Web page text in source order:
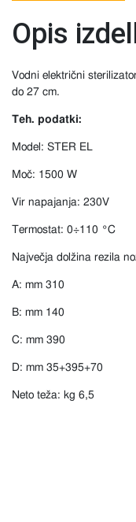
Opis
Vodni električni
do 27 cm.
Teh. podatki:
Model: STER EL
Moč: 1500 W
Vir napajanja: 230V
Termostat: 0÷110 °C
Največja dolžina rezila
A: mm 310
B: mm 140
C: mm 390
D: mm 35+395+70
Neto teža: kg 6,5